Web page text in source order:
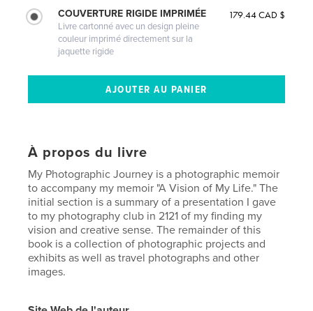
COUVERTURE RIGIDE IMPRIMÉE
Livre cartonné avec un design pleine
couleur imprimé directement sur la
jaquette rigide
179.44 CAD $
À propos du livre
My Photographic Journey is a photographic memoir
to accompany my memoir "A Vision of My Life." The
initial section is a summary of a presentation I gave
to my photography club in 2121 of my finding my
vision and creative sense. The remainder of this
book is a collection of photographic projects and
exhibits as well as travel photographs and other
images.